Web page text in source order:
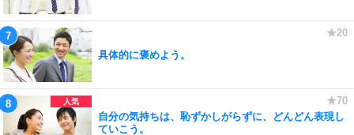
具体的に褒めよう。
自分の気持ちは、恥ずかしがらずに、どんどん表現し
ていこう。